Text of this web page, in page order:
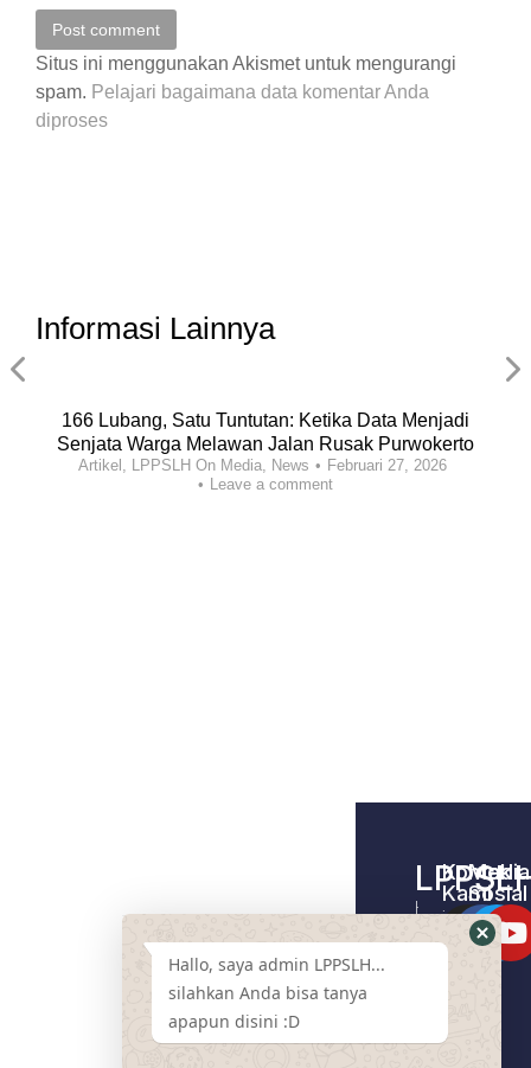
Post comment
Situs ini menggunakan Akismet untuk mengurangi
spam. Pelajari bagaimana data komentar Anda
diproses
Informasi Lainnya
166 Lubang, Satu Tuntutan: Ketika Data Menjadi
Senjata Warga Melawan Jalan Rusak Purwokerto
Artikel LPPSLH On Media News
Februari 27, 2026
Leave a comment
Home –
LPPSLH
Pendamping
Kontak
Kami
Tentang
Kami
Media
Sosial
Hallo, saya admin LPPSLH...
silahkan Anda bisa tanya
apapun disini :D